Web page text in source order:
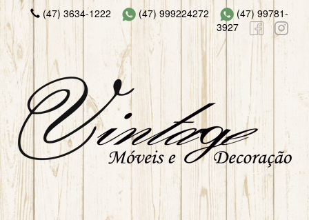
(47) 3634-1222 (47) 999224272
(47) 99781-
3927